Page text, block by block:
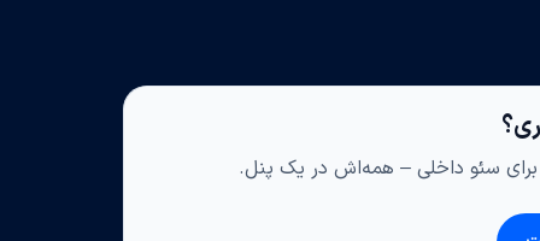
برای سئو داخلی – همه‌اش در یک پنل.